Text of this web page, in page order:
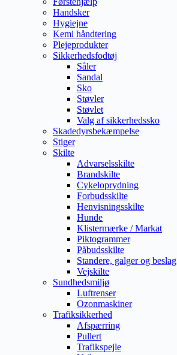
Handsker
Hygiejne
Kemi håndtering
Plejeprodukter
Sikkerhedsfodtøj
Såler
Sandal
Sko
Støvler
Støvlet
Valg af sikkerhedssko
Skadedyrsbekæmpelse
Stiger
Skilte
Advarselsskilte
Brandskilte
Cykeloprydning
Forbudsskilte
Henvisningsskilte
Hunde
Klistermærke / Markat
Piktogrammer
Påbudsskilte
Standere, galger og beslag
Vejskilte
Sundhedsmiljø
Luftrenser
Ozonmaskiner
Trafiksikkerhed
Afspærring
Pullert
Trafikspejle